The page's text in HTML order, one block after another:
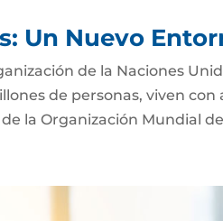
Un Nuevo
de la Naciones
de personas, viven
la Organización Mundial